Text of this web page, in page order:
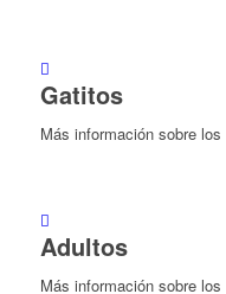
Gatitos
Más información sobre los
Adultos
Más información sobre los